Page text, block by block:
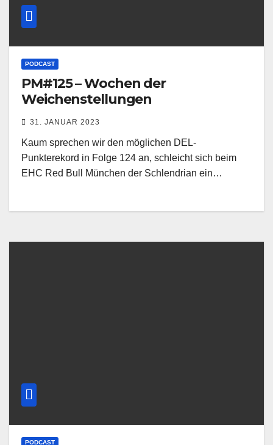
PODCAST
PM#125 – Wochen der
Weichenstellungen
31. JANUAR 2023
Kaum sprechen wir den möglichen DEL-
Punkterekord in Folge 124 an, schleicht sich beim
EHC Red Bull München der Schlendrian ein…
PODCAST